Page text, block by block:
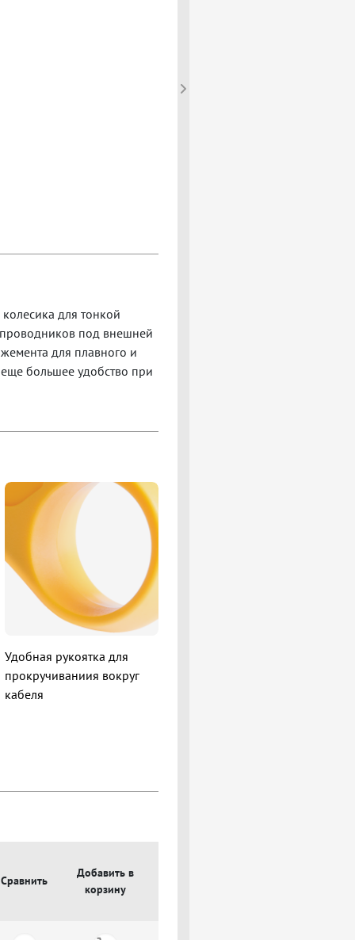
для тонкой
под внешней
для плавного и
большее удобство при
Удобная рукоятка для
прокручиваниия вокруг
кабеля
Сравнить
Добавить в
корзину